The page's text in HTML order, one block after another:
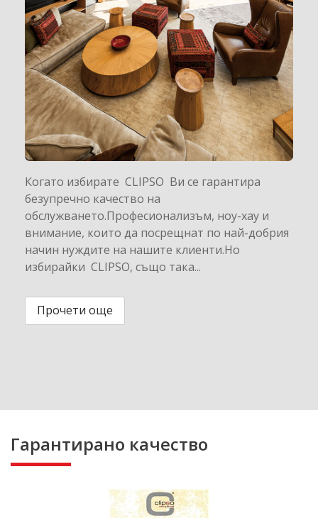
Когато избирате CLIPSO Ви се гарантира
безупречно качество на
обслужването.Професионализъм, ноу-хау и
внимание, които да посрещнат по най-добрия
начин нуждите на нашите клиенти.Но
избирайки CLIPSO, също така...
Прочети още
Гарантирано качество